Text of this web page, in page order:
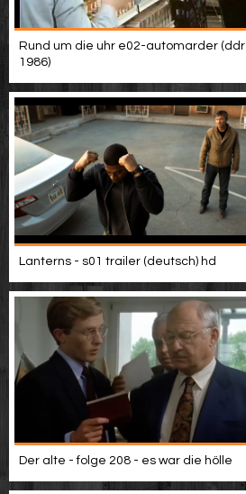
Rund um die uhr e02-automarder (ddr
1986)
Lanterns - s01 trailer (deutsch) hd
Der alte - folge 208 - es war die hölle